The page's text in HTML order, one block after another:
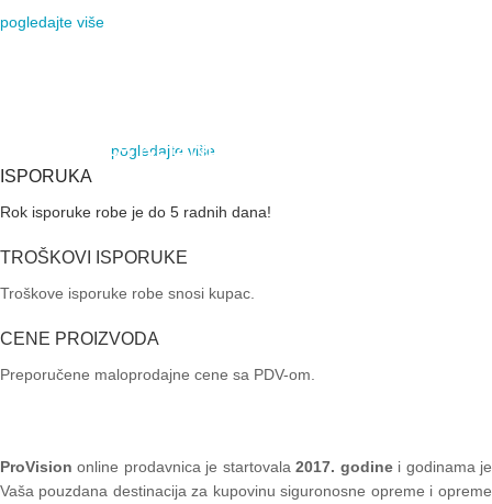
pogledajte više
VIDI VIŠE
pogledajte više
MOTORI ZA KLIZNE
KAPIJE
ISPORUKA
Rok isporuke robe je do 5 radnih dana!
TROŠKOVI ISPORUKE
Troškove isporuke robe snosi kupac.
CENE PROIZVODA
Preporučene maloprodajne cene sa PDV-om.
ProVision online prodavnica je startovala2017. godinei godinama je
Vaša pouzdana destinacija za kupovinu siguronosne opreme i opreme